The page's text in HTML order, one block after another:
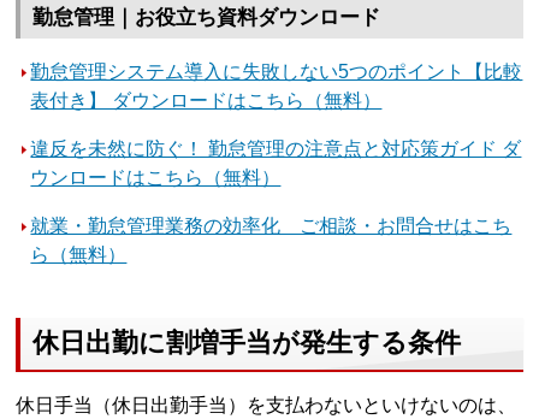
勤怠管理｜お役立ち資料ダウンロード
勤怠管理システム導入に失敗しない5つのポイント【比較
表付き】 ダウンロードはこちら（無料）
違反を未然に防ぐ！ 勤怠管理の注意点と対応策ガイド ダ
ウンロードはこちら（無料）
就業・勤怠管理業務の効率化 ご相談・お問合せはこち
ら（無料）
休日出勤に割増手当が発生する条件
休日手当（休日出勤手当）を支払わないといけないのは、